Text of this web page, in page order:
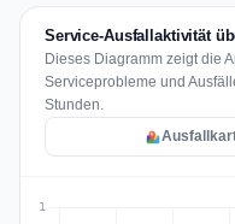
Service-Ausfallaktivität
Dieses Diagramm zeigt die
Serviceprobleme und
Stunden.